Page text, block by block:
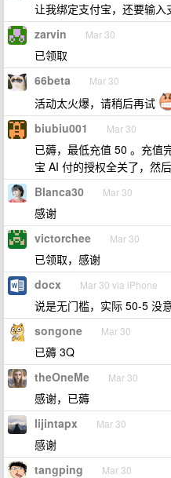
让我绑定支付宝，还要输入
zarvin Mar 30
已领取
66beta Mar 30
活动太火爆，请稍后再试
biubiu001 Mar 30
已薅，最低充值 50 。充值
宝 AI 付的授权全关了，然
Blanca30 Mar 30
感谢
victorchee Mar 30
已领取，感谢
docx Mar 30 via iPhone
说是无门槛，实际 50-5 没
songone Mar 30
已薅 3Q
theOneMe Mar 30
感谢，已薅
lijintapx Mar 30
感谢
tangping Mar 30